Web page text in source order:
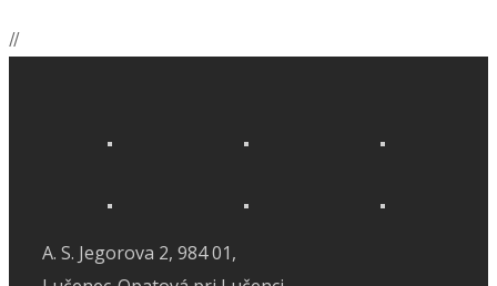
//
A. S. Jegorova 2, 984 01,